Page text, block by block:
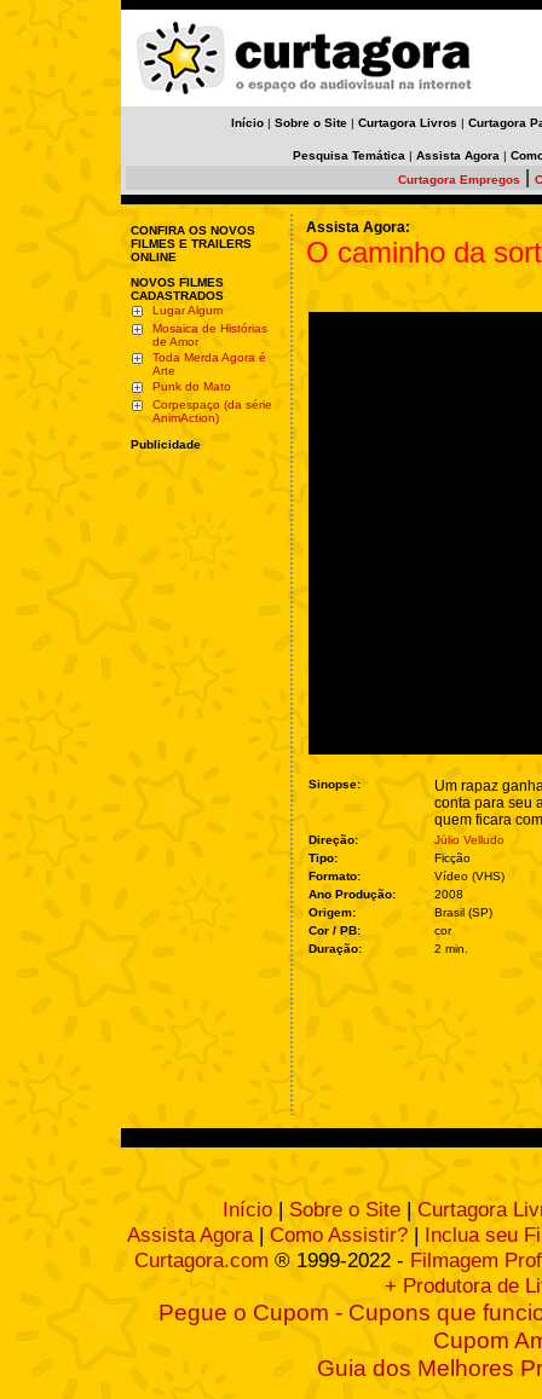
Início | Sobre o Site | Curtagora Livros | Curtagora
Pesquisa Temática | Assista Agora |
Curtagora Empregos
CONFIRA OS NOVOS
FILMES E TRAILERS
ONLINE
NOVOS FILMES
CADASTRADOS
Lugar Algum
Mosaica de Histórias
de Amor
Toda Merda Agora é
Arte
Punk do Mato
Corpespaço (da série
AnimAction)
Publicidade
Assista Agora:
O caminho da
Sinopse:
Um rapaz
conta para seu
quem ficara
Direção:
Júlio Velludo
Tipo:
Ficção
Formato:
Vídeo (VHS)
Ano Produção:
2008
Origem:
Brasil (SP)
Cor / PB:
cor
Duração:
2 min.
Início | Sobre o Site | Curtagora
Assista Agora| Como Assistir? | Inclua seu
Curtagora.com ® 1999-2022 - Filmagem
+ Produtora de
Pegue o Cupom - Cupons que
Cupom
Guia dos Melhores